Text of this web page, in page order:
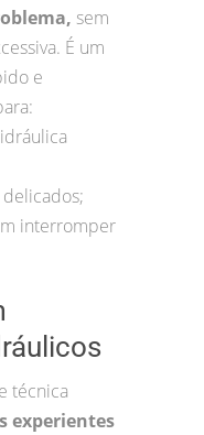
sem
É um
e
interromper
técnica
experientes